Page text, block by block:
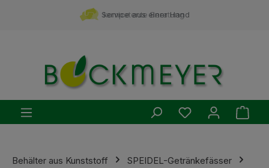
Zum Hauptinhalt springenkompetente Beratung
Service aus einer Hand
Du hast 0
Behälter aus Kunststoff
SPEIDEL-Getränkefässer